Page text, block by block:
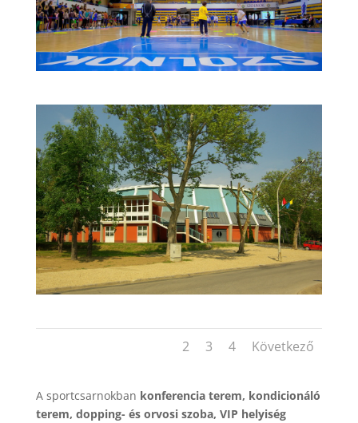
2 3 4 Következő
A sportcsarnokban konferencia terem, kondicionáló
terem, dopping- és orvosi szoba, VIP helyiség